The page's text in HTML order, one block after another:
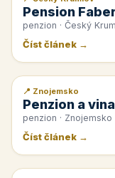
Pension
penzion · Český
Číst článek →
📰 PR článek
📍 Znojemsko
Penzion a
penzion · Znojemsko
Číst článek →